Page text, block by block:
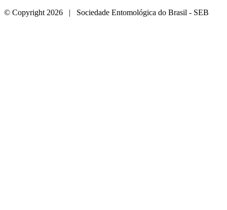
© Copyright 2026 | Sociedade Entomológica do Brasil - SEB